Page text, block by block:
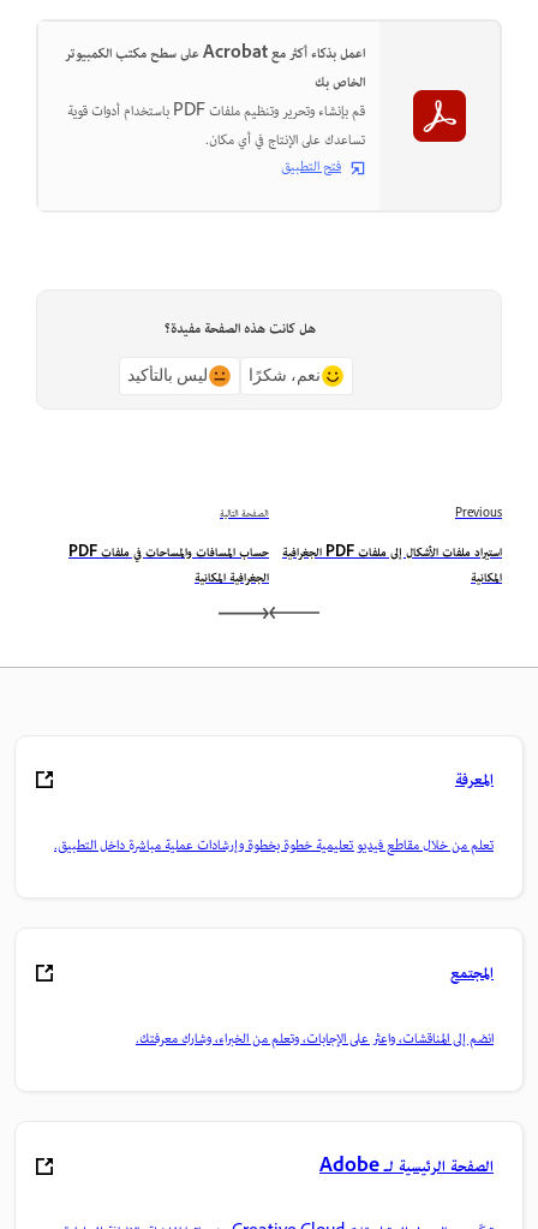
اعمل بذكاء أكثر مع Acrobat على سطح مكتب الكمبيوتر
الخاص بك
قم بإنشاء وتحرير وتنظيم ملفات PDF باستخدام أدوات قوية
تساعدك على الإنتاج في أي مكان.
فتح التطبيق
هل كانت هذه الصفحة مفيدة؟
نعم، شكرًا ليس بالتأكيد
Previous
استيراد ملفات الأشكال إلى ملفات PDF الجغرافية
المكانية
الصفحة التالية
حساب المسافات والمساحات في ملفات PDF
الجغرافية المكانية
المعرفة
تعلم من خلال مقاطع فيديو تعليمية خطوة بخطوة وإرشادات عملية مباشرة داخل التطبيق.
المجتمع
انضم إلى المناقشات، واعثر على الإجابات، وتعلم من الخبراء، وشارك معرفتك.
الصفحة الرئيسية لـ Adobe